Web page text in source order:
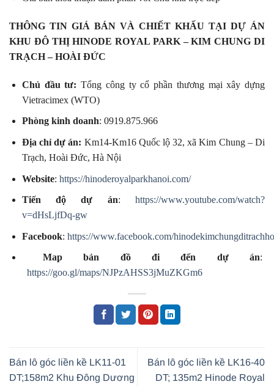
THÔNG TIN GIÁ BÁN VÀ CHIẾT KHẤU TẠI DỰ ÁN
KHU ĐÔ THỊ HINODE ROYAL PARK – KIM CHUNG DI
TRẠCH – HOÀI ĐỨC
Chủ đầu tư: Tổng công ty cổ phần thương mại xây dựng
Vietracimex (WTO)
Phòng kinh doanh: 0919.875.966
Địa chỉ dự án: Km14-Km16 Quốc lộ 32, xã Kim Chung – Di
Trạch, Hoài Đức, Hà Nội
Website: https://hinoderoyalparkhanoi.com/
Tiến độ dự án:https://www.youtube.com/watch?
v=dHsLjfDq-gw
Facebook: https://www.facebook.com/
Map bản đồ đi đến dự án:
https://goo.gl/maps/NJPzAHSS3jMuZKGm6
Bán lô góc liền kề LK11-01
DT;158m2 Khu Đông Dương
Bán lô góc liền kề LK16-40
DT; 135m2 Hinode Royal